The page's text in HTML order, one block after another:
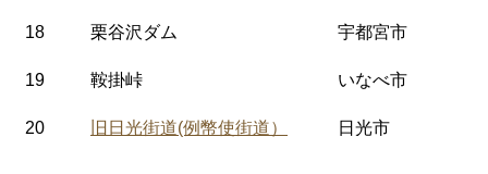
18 栗谷沢ダム 宇都宮市
19 鞍掛峠 いなべ市
20 旧日光街道(例幣使街道） 日光市